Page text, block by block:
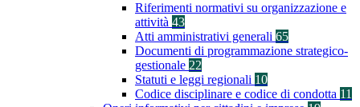
Riferimenti normativi su organizzazione e
attività 43
Atti amministrativi generali 65
Documenti di programmazione strategico-
gestionale 22
Statuti e leggi regionali 10
Codice disciplinare e codice di condotta 11